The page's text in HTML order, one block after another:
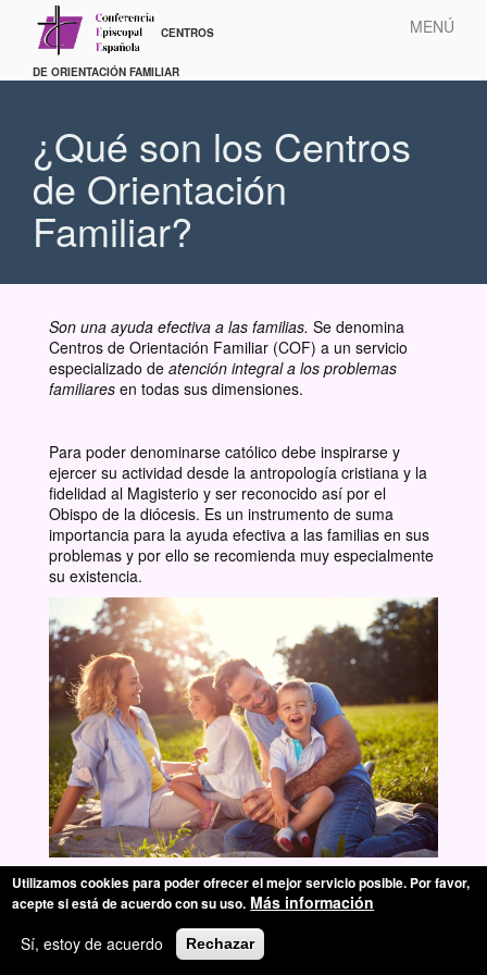
contenido
principal
MENÚ
¿Qué son los Centros
de Orientación
Familiar?
Son una ayuda efectiva a las familias. Se denomina
Centros de Orientación Familiar (COF) a un servicio
especializado de atención integral a los problemas
familiares en todas sus dimensiones.
Para poder denominarse católico debe inspirarse y
ejercer su actividad desde la antropología cristiana y la
fidelidad al Magisterio y ser reconocido así por el
Obispo de la diócesis. Es un instrumento de suma
importancia para la ayuda efectiva a las familias en sus
problemas y por ello se recomienda muy especialmente
su existencia.
© Copyright 2019 CEE
Aviso Legal
Utilizamos cookies para poder ofrecer el mejor servicio posible. Por favor,
acepte si está de acuerdo con su uso. Más información
Sí, estoy de acuerdo
Rechazar